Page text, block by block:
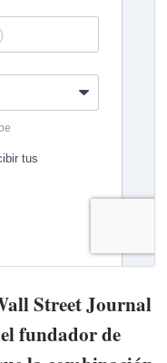
Street Journal
fundador de